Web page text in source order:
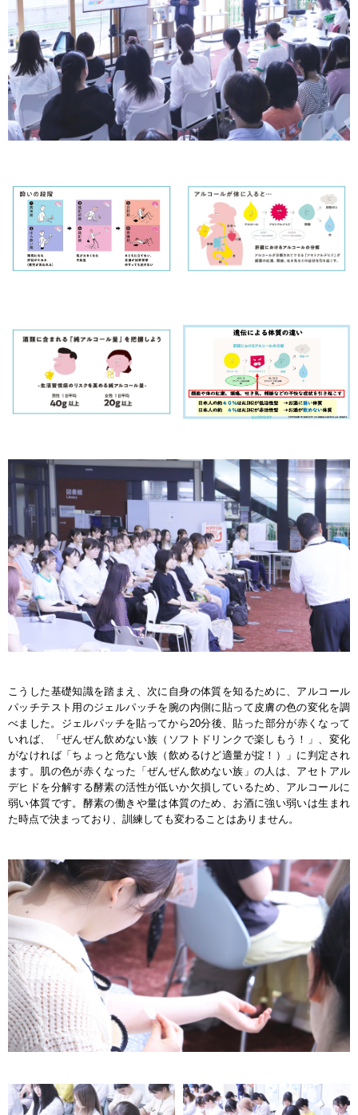
こうした基礎知識を踏まえ、次に自身の体質を知るために、アルコール
パッチテスト用のジェルパッチを腕の内側に貼って皮膚の色の変化を調
べました。ジェルパッチを貼ってから20分後、貼った部分が赤くなって
いれば、「ぜんぜん飲めない族（ソフトドリンクで楽しもう！」、変化
がなければ「ちょっと危ない族（飲めるけど適量が掟！）」に判定され
ます。肌の色が赤くなった「ぜんぜん飲めない族」の人は、アセトアル
デヒドを分解する酵素の活性が低いか欠損しているため、アルコールに
弱い体質です。酵素の働きや量は体質のため、お酒に強い弱いは生まれ
た時点で決まっており、訓練しても変わることはありません。